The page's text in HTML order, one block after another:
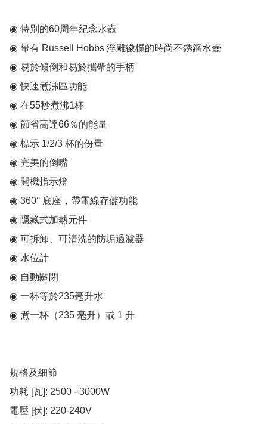
◉ 特別的60周年紀念水壺
◉ 帶有 Russell Hobbs 浮雕徽標的時尚不銹鋼水壺
◉ 易於傾倒和易於攜帶的手柄
◉ 快速煮沸區功能
◉ 在55秒煮沸1杯
◉ 節省高達66％的能量
◉ 標示 1/2/3 杯的份量
◉ 完美的倒嘴
◉ 開機指示燈
◉ 360° 底座，帶電線存儲功能
◉ 隱藏式加熱元件
◉ 可拆卸、可清洗的防垢過濾器
◉ 水位計
◉ 自動關閉
◉ 一杯等於235毫升水
◉ 煮一杯（235 毫升）或 1 升
規格及細節
功耗 [瓦]: 2500 - 3000W
電壓 [伏]: 220-240V